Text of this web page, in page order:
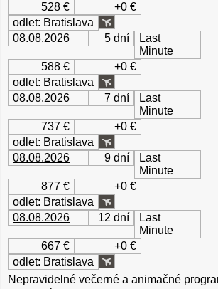
528 €
+0 €
odlet: Bratislava
08.08.2026
5 dní
Last
Minute
588 €
+0 €
odlet: Bratislava
08.08.2026
7 dní
Last
Minute
737 €
+0 €
odlet: Bratislava
08.08.2026
9 dní
Last
Minute
877 €
+0 €
odlet: Bratislava
08.08.2026
12 dní
Last
Minute
667 €
+0 €
odlet: Bratislava
Nepravidelné večerné a animačné